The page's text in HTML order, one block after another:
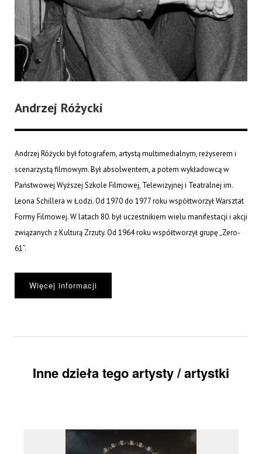
Andrzej Różycki
Andrzej Różycki był fotografem, artystą multimedialnym, reżyserem i
scenarzystą filmowym. Był absolwentem, a potem wykładowcą w
Państwowej Wyższej Szkole Filmowej, Telewizyjnej i Teatralnej im.
Leona Schillera w Łodzi. Od 1970 do 1977 roku współtworzył Warsztat
Formy Filmowej. W latach 80. był uczestnikiem wielu manifestacji i akcji
związanych z Kulturą Zrzuty. Od 1964 roku współtworzył grupę „Zero-
61”.
Więcej informacji
Inne dzieła tego artysty / artystki